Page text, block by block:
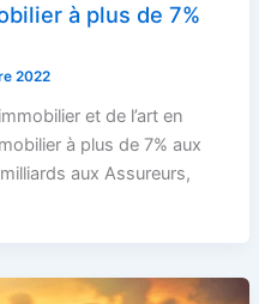
à plus de 7%
2022
et de l’art en
à plus de 7% aux
aux Assureurs,